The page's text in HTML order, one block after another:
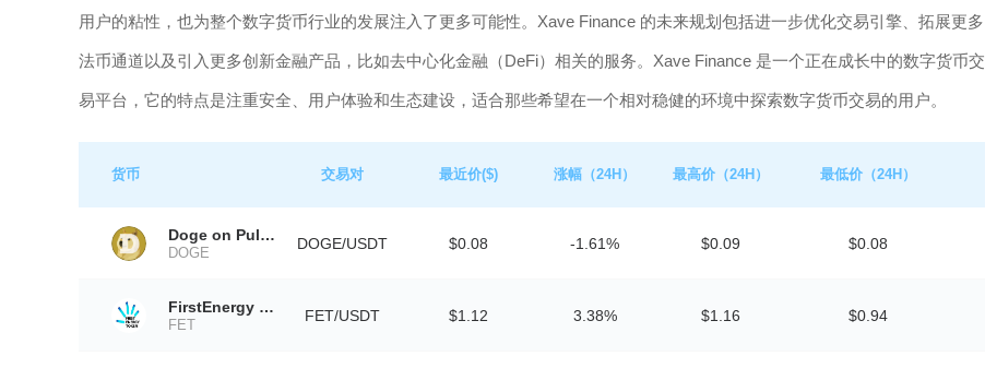
用户的粘性，也为整个数字货币行业的发展注入了更多可能性。Xave Finance 的未来规划包括进一步优化交易引擎、拓展更多
法币通道以及引入更多创新金融产品，比如去中心化金融（DeFi）相关的服务。Xave Finance 是一个正在成长中的数字货币交
易平台，它的特点是注重安全、用户体验和生态建设，适合那些希望在一个相对稳健的环境中探索数字货币交易的用户。
货币 交易对 最近价($) 涨幅（24H） 最高价（24H） 最低价（24H）
Doge on Pulsechain
DOGE
DOGE/USDT $0.08 -1.61% $0.09 $0.08
FirstEnergy Token
FET
FET/USDT $1.12 3.38% $1.16 $0.94